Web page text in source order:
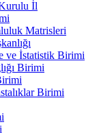
İl
Matrisleri
ve İstatistik Birimi
Birimi
Birimi